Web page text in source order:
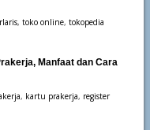
, toko online, tokopedia
Manfaat dan Cara
, kartu prakerja, register